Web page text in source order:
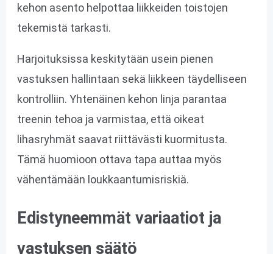
kehon asento helpottaa liikkeiden toistojen
tekemistä tarkasti.
Harjoituksissa keskitytään usein pienen
vastuksen hallintaan sekä liikkeen täydelliseen
kontrolliin. Yhtenäinen kehon linja parantaa
treenin tehoa ja varmistaa, että oikeat
lihasryhmät saavat riittävästi kuormitusta.
Tämä huomioon ottava tapa auttaa myös
vähentämään loukkaantumisriskiä.
Edistyneemmät variaatiot ja
vastuksen säätö